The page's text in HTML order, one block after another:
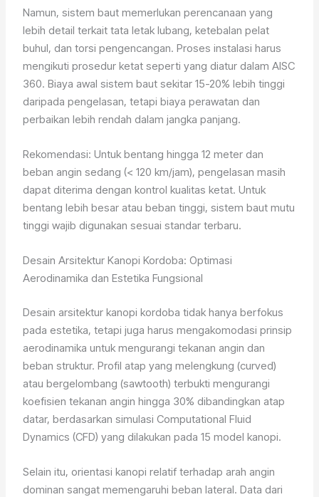
Namun, sistem baut memerlukan perencanaan yang
lebih detail terkait tata letak lubang, ketebalan pelat
buhul, dan torsi pengencangan. Proses instalasi harus
mengikuti prosedur ketat seperti yang diatur dalam AISC
360. Biaya awal sistem baut sekitar 15-20% lebih tinggi
daripada pengelasan, tetapi biaya perawatan dan
perbaikan lebih rendah dalam jangka panjang.
Rekomendasi: Untuk bentang hingga 12 meter dan
beban angin sedang (< 120 km/jam), pengelasan masih
dapat diterima dengan kontrol kualitas ketat. Untuk
bentang lebih besar atau beban tinggi, sistem baut mutu
tinggi wajib digunakan sesuai standar terbaru.
Desain Arsitektur Kanopi Kordoba: Optimasi
Aerodinamika dan Estetika Fungsional
Desain arsitektur kanopi kordoba tidak hanya berfokus
pada estetika, tetapi juga harus mengakomodasi prinsip
aerodinamika untuk mengurangi tekanan angin dan
beban struktur. Profil atap yang melengkung (curved)
atau bergelombang (sawtooth) terbukti mengurangi
koefisien tekanan angin hingga 30% dibandingkan atap
datar, berdasarkan simulasi Computational Fluid
Dynamics (CFD) yang dilakukan pada 15 model kanopi.
Selain itu, orientasi kanopi relatif terhadap arah angin
dominan sangat memengaruhi beban lateral. Data dari